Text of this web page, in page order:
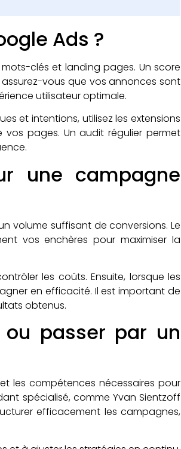
Ads ?
clés et landing pages. Un score
vous que vos annonces sont
utilisateur optimale.
et intentions, utilisez les extensions
pages. Un audit régulier permet
une campagne
volume suffisant de conversions. Le
vos enchères pour maximiser la
les coûts. Ensuite, lorsque les
en efficacité. Il est important de
obtenus.
passer par un
les compétences nécessaires pour
spécialisé, comme Yvan Sientzoff
efficacement les campagnes,